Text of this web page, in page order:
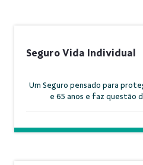
Seguro Vida Individual
Um Seguro pensado para
e 65 anos e faz questão